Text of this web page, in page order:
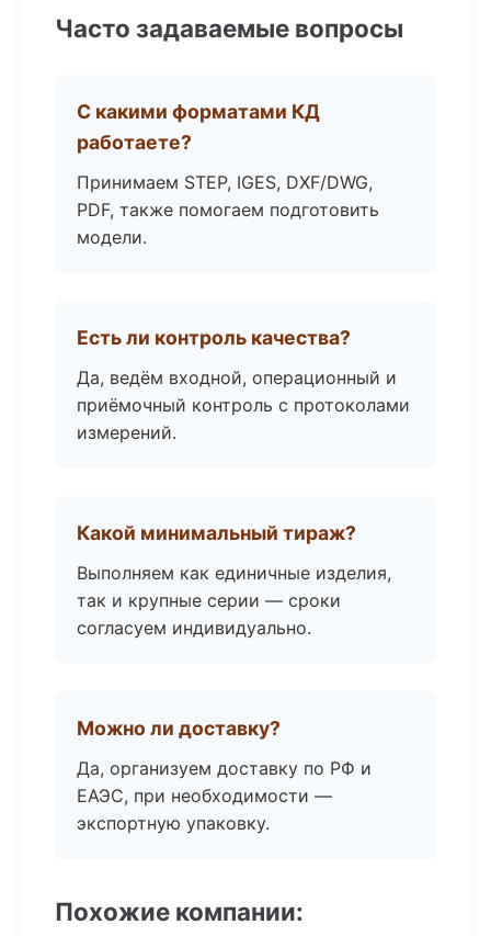
Часто задаваемые вопросы
С какими форматами КД
работаете?
Принимаем STEP, IGES, DXF/DWG,
PDF, также помогаем подготовить
модели.
Есть ли контроль качества?
Да, ведём входной, операционный и
приёмочный контроль с протоколами
измерений.
Какой минимальный тираж?
Выполняем как единичные изделия,
так и крупные серии — сроки
согласуем индивидуально.
Можно ли доставку?
Да, организуем доставку по РФ и
ЕАЭС, при необходимости —
экспортную упаковку.
Похожие компании: